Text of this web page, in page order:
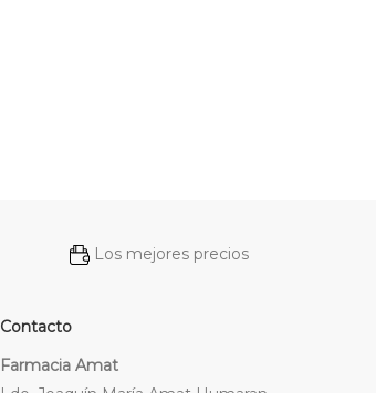
Los mejores precios
Contacto
Farmacia Amat